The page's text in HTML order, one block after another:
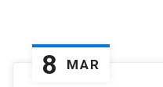
8 MAR